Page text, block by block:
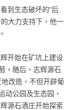
到生态破坏的“后
大力支持下，他一
开始在矿坑上建设
。随后，志辉源石
改造，不但开辟葡
动公园及生态园，
源石酒庄开始探索